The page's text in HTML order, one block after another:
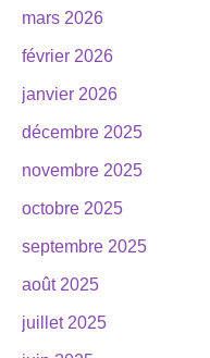
mars 2026
février 2026
janvier 2026
décembre 2025
novembre 2025
octobre 2025
septembre 2025
août 2025
juillet 2025